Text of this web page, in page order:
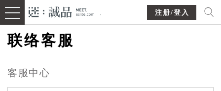
注册/登入
联络客服
客服中心